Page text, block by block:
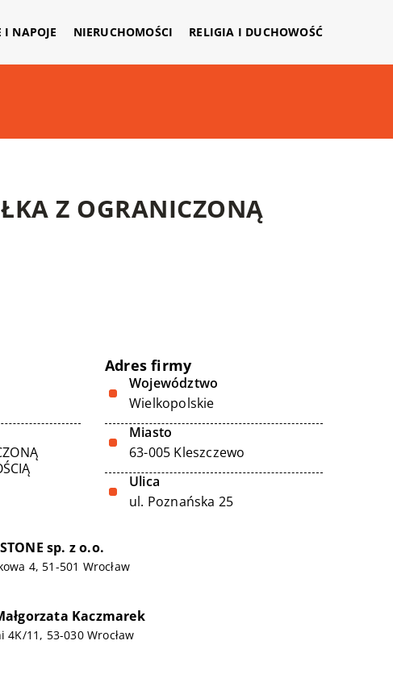
I NAPOJE NIERUCHOMOŚCI RELIGIA I DUCHOWOŚĆ
Z OGRANICZONĄ
Adres firmy
Województwo
Wielkopolskie
Miasto
63-005 Kleszczewo
Ulica
ul. Poznańska 25
sp. z o.o.
4, 51-501 Wrocław
Kaczmarek
4K/11, 53-030 Wrocław